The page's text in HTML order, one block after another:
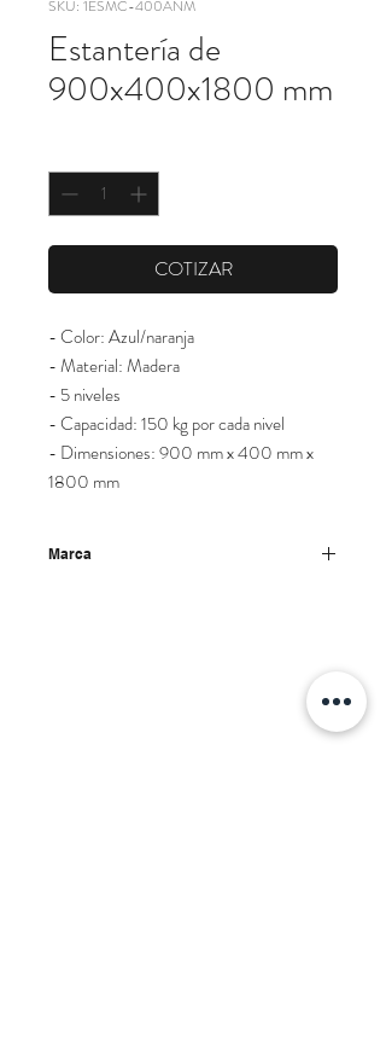
SKU: 1ESMC-400ANM
Estantería de
900x400x1800 mm
COTIZAR
- Color: Azul/naranja
- Material: Madera
- 5 niveles
- Capacidad: 150 kg por cada nivel
- Dimensiones: 900 mm x 400 mm x
1800 mm
Marca